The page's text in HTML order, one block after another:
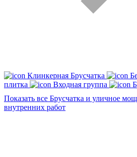
Клинкерная Брусчатка
плитка
Входная группа
Показать все Брусчатка и уличное
внутренних работ